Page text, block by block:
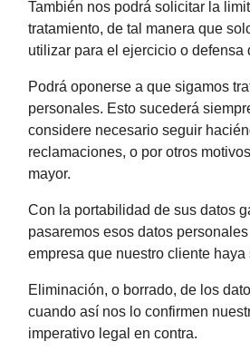
También nos podrá solicitar la
tratamiento, de tal manera que
utilizar para el ejercicio o defensa
Podrá oponerse a que sigamos
personales. Esto sucederá
considere necesario seguir
reclamaciones, o por otros
mayor.
Con la portabilidad de sus datos
pasaremos esos datos
empresa que nuestro cliente
Eliminación, o borrado, de los
cuando así nos lo confirmen
imperativo legal en contra.